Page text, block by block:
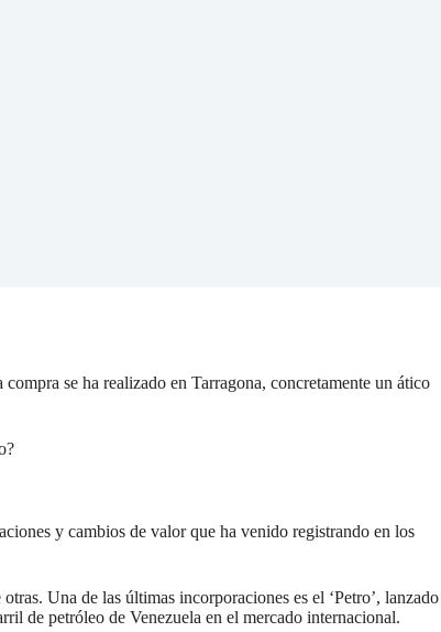
se ha realizado en Tarragona, concretamente un ático
y cambios de valor que ha venido registrando en los
Una de las últimas incorporaciones es el ‘Petro’, lanzado
de petróleo de Venezuela en el mercado internacional.